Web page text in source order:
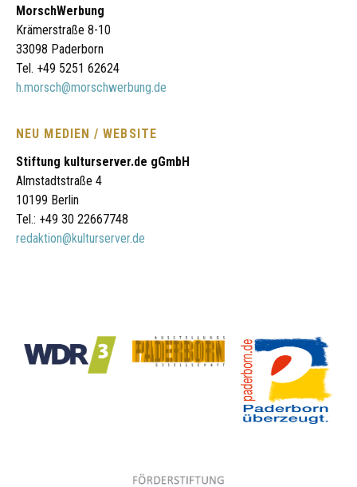
MorschWerbung
Krämerstraße 8-10
33098 Paderborn
Tel. +49 5251 62624
h.morsch@morschwerbung.de
NEU MEDIEN / WEBSITE
Stiftung kulturserver.de gGmbH
Almstadtstraße 4
10199 Berlin
Tel.: +49 30 22667748
redaktion@kulturserver.de